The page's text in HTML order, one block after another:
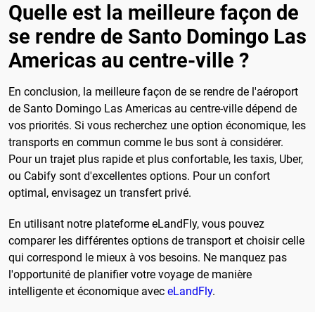
Quelle est la meilleure façon de
se rendre de Santo Domingo Las
Americas au centre-ville ?
En conclusion, la meilleure façon de se rendre de l'aéroport
de Santo Domingo Las Americas au centre-ville dépend de
vos priorités. Si vous recherchez une option économique, les
transports en commun comme le bus sont à considérer.
Pour un trajet plus rapide et plus confortable, les taxis, Uber,
ou Cabify sont d'excellentes options. Pour un confort
optimal, envisagez un transfert privé.
En utilisant notre plateforme eLandFly, vous pouvez
comparer les différentes options de transport et choisir celle
qui correspond le mieux à vos besoins. Ne manquez pas
l'opportunité de planifier votre voyage de manière
intelligente et économique avec eLandFly.